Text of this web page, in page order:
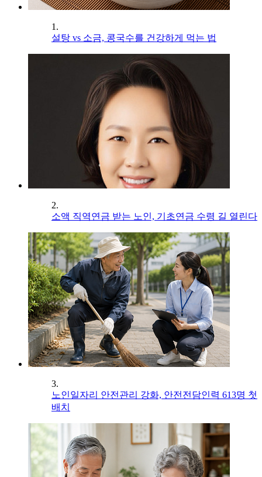
1.
설탕 vs 소금, 콩국수를 건강하게 먹는 법
2.
소액 직역연금 받는 노인, 기초연금 수령 길 열린다
3.
노인일자리 안전관리 강화, 안전전담인력 613명 첫
배치